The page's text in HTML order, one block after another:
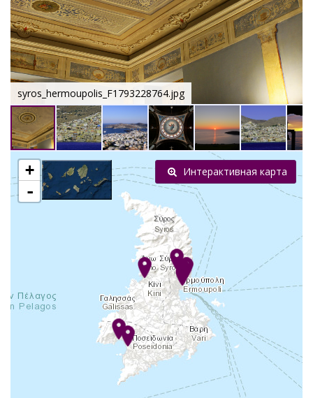
CN
syros_hermoupolis_F1793228764.jpg
+
-
Интерактивная карта